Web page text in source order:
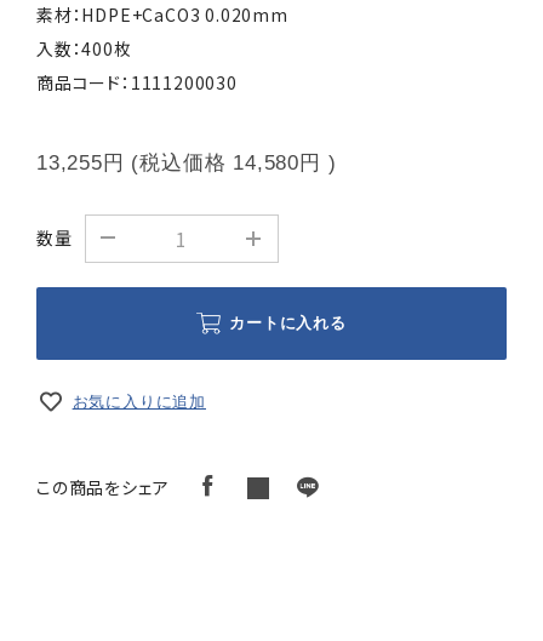
素材：HDPE+CaCO3 0.020mm
入数：400枚
商品コード：1111200030
13,255円 (税込価格 14,580円 )
数量
カートに入れる
お気に入りに追加
この商品をシェア